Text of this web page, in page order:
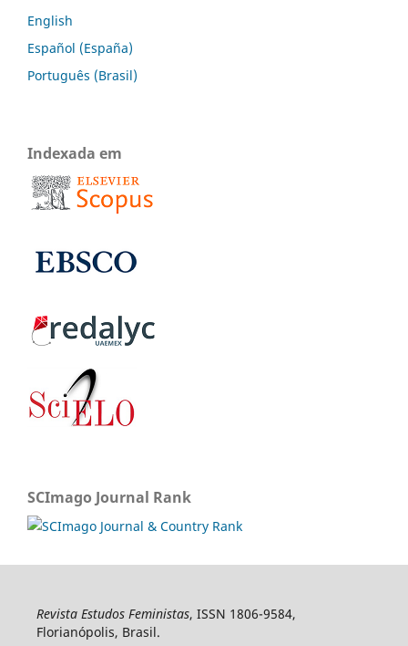
English
Español (España)
Português (Brasil)
Indexada em
SCImago Journal Rank
Revista Estudos Feministas, ISSN 1806-9584,
Florianópolis, Brasil.